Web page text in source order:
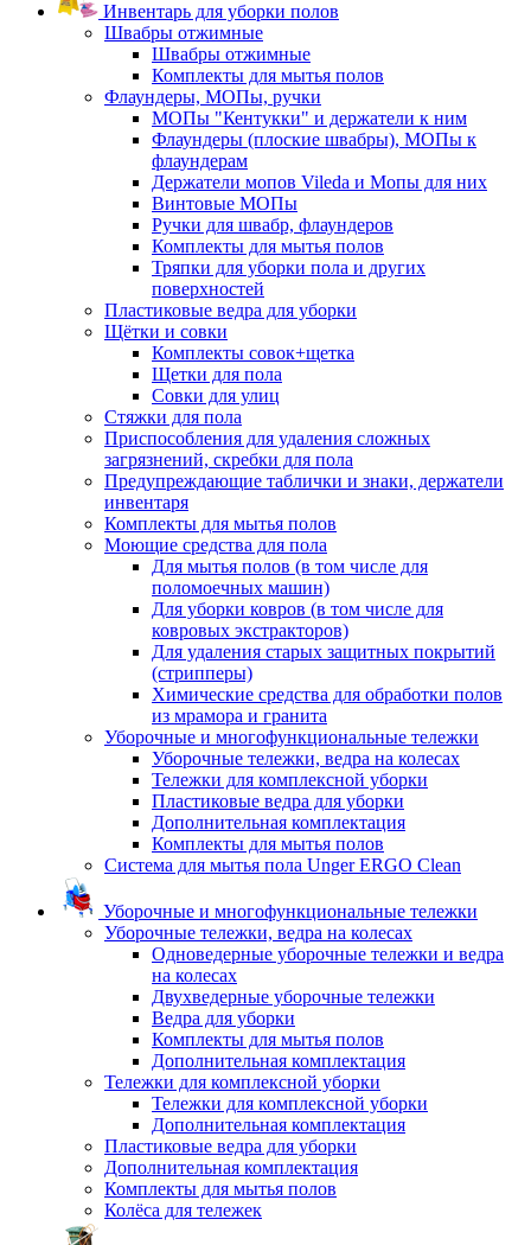
Инвентарь для уборки полов
Швабры отжимные
Швабры отжимные
Комплекты для мытья полов
Флаундеры, МОПы, ручки
МОПы "Кентукки" и держатели к ним
Флаундеры (плоские швабры), МОПы к
флаундерам
Держатели мопов Vileda и Мопы для них
Винтовые МОПы
Ручки для швабр, флаундеров
Комплекты для мытья полов
Тряпки для уборки пола и других
поверхностей
Пластиковые ведра для уборки
Щётки и совки
Комплекты совок+щетка
Щетки для пола
Совки для улиц
Стяжки для пола
Приспособления для удаления сложных
загрязнений, скребки для пола
Предупреждающие таблички и знаки, держатели
инвентаря
Комплекты для мытья полов
Моющие средства для пола
Для мытья полов (в том числе для
поломоечных машин)
Для уборки ковров (в том числе для
ковровых экстракторов)
Для удаления старых защитных покрытий
(стрипперы)
Химические средства для обработки полов
из мрамора и гранита
Уборочные и многофункциональные тележки
Уборочные тележки, ведра на колесах
Тележки для комплексной уборки
Пластиковые ведра для уборки
Дополнительная комплектация
Комплекты для мытья полов
Система для мытья пола Unger ERGO Clean
Уборочные и многофункциональные тележки
Уборочные тележки, ведра на колесах
Одноведерные уборочные тележки и ведра
на колесах
Двухведерные уборочные тележки
Ведра для уборки
Комплекты для мытья полов
Дополнительная комплектация
Тележки для комплексной уборки
Тележки для комплексной уборки
Дополнительная комплектация
Пластиковые ведра для уборки
Дополнительная комплектация
Комплекты для мытья полов
Колёса для тележек